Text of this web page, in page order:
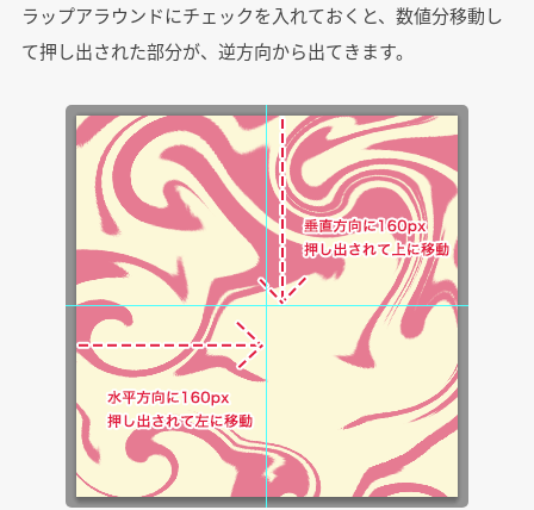
ラップアラウンドにチェックを入れておくと、数値分移動し
て押し出された部分が、逆方向から出てきます。